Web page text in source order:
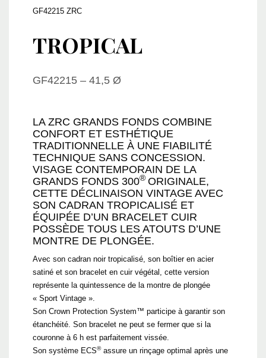
GF42215 ZRC
TROPICAL
GF42215 – 41,5 Ø
LA ZRC GRANDS FONDS COMBINE
CONFORT ET ESTHÉTIQUE
TRADITIONNELLE À UNE FIABILITÉ
TECHNIQUE SANS CONCESSION.
VISAGE CONTEMPORAIN DE LA
GRANDS FONDS 300® ORIGINALE,
CETTE DÉCLINAISON VINTAGE AVEC
SON CADRAN TROPICALISÉ ET
ÉQUIPÉE D’UN BRACELET CUIR
POSSÈDE TOUS LES ATOUTS D’UNE
MONTRE DE PLONGÉE.
Avec son cadran noir tropicalisé, son boîtier en acier
satiné et son bracelet en cuir végétal, cette version
représente la quintessence de la montre de plongée
« Sport Vintage ».
Son Crown Protection System™ participe à garantir son
étanchéité. Son bracelet ne peut se fermer que si la
couronne à 6 h est parfaitement vissée.
Son système ECS®assure un rinçage optimal après une